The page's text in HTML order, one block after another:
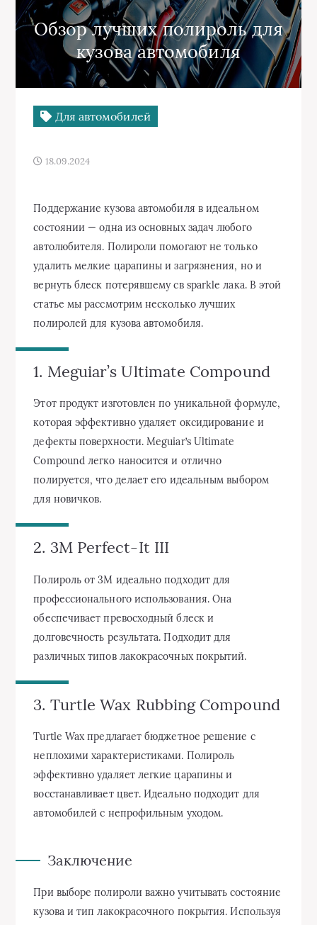
Обзор лучших полироль для
кузова автомобиля
Для автомобилей
18.09.2024
Поддержание кузова автомобиля в идеальном
состоянии — одна из основных задач любого
автолюбителя. Полироли помогают не только
удалить мелкие царапины и загрязнения, но и
вернуть блеск потерявшему св sparkle лака. В этой
статье мы рассмотрим несколько лучших
полиролей для кузова автомобиля.
1. Meguiar’s Ultimate Compound
Этот продукт изготовлен по уникальной формуле,
которая эффективно удаляет оксидирование и
дефекты поверхности. Meguiar’s Ultimate
Compound легко наносится и отлично
полируется, что делает его идеальным выбором
для новичков.
2. 3M Perfect-It III
Полироль от 3M идеально подходит для
профессионального использования. Она
обеспечивает превосходный блеск и
долговечность результата. Подходит для
различных типов лакокрасочных покрытий.
3. Turtle Wax Rubbing Compound
Turtle Wax предлагает бюджетное решение с
неплохими характеристиками. Полироль
эффективно удаляет легкие царапины и
восстанавливает цвет. Идеально подходит для
автомобилей с непрофильным уходом.
Заключение
При выборе полироли важно учитывать состояние
кузова и тип лакокрасочного покрытия. Используя